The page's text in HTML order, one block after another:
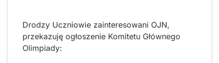
Drodzy Uczniowie zainteresowani OJN,
przekazuję ogłoszenie Komitetu Głównego
Olimpiady: